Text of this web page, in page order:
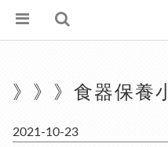
》》》食器保養
2021-10-23